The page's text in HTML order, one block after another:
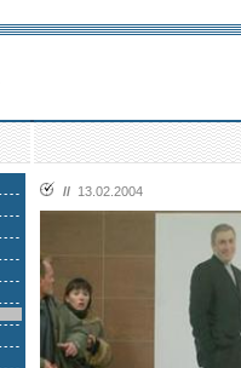
// 13.02.2004